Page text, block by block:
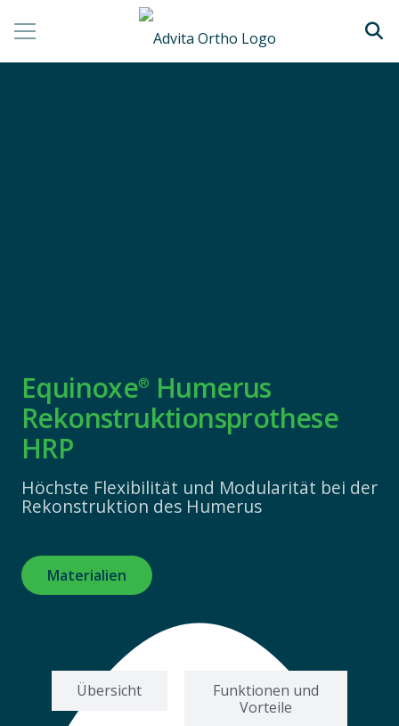
Equinoxe® Humerus
Rekonstruktionsprothese
HRP
Höchste Flexibilität und Modularität bei der
Rekonstruktion des Humerus
Materialien
Übersicht
Funktionen und
Vorteile